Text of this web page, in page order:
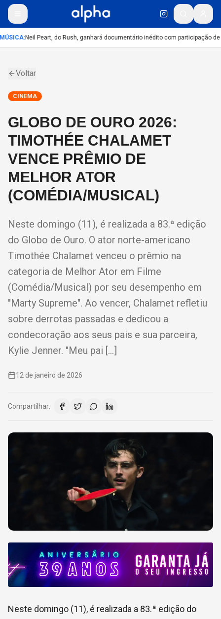
:Neil Peart, do Rush, ganhará documentário inédito com participação de
Voltar
CINEMA
GLOBO DE OURO 2026:
TIMOTHÉE CHALAMET
VENCE PRÊMIO DE
MELHOR ATOR
(COMÉDIA/MUSICAL)
Neste domingo (11), é realizada a 83.ª edição
do Globo de Ouro. O ator norte-americano
Timothée Chalamet venceu o prêmio na
categoria de Melhor Ator em Filme
(Comédia/Musical) por seu desempenho em
"Marty Supreme". Ao vencer, Chalamet refletiu
sobre derrotas passadas e dedicou a
condecoração aos seus pais e sua parceira,
Kylie Jenner. "Meu pai […]
12 de janeiro de 2026
Compartilhar:
Neste domingo (11), é realizada a 83.ª edição do